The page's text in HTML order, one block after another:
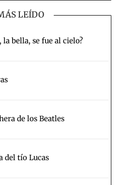
LEÍDO
la bella, se fue al cielo?
de los Beatles
del tío Lucas